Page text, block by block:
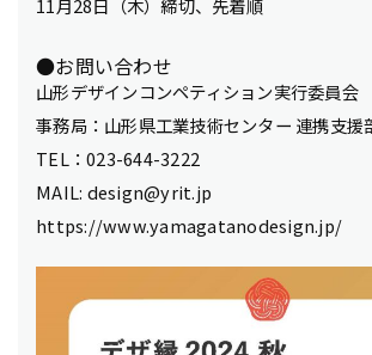
11月28日（木）締切、先着順
●お問い合わせ
山形デザインコンペティション実行委員会
事務局：山形県工業技術センター 連携支援
TEL：023-644-3222
MAIL: design@yrit.jp
https://www.yamagatanodesign.jp/